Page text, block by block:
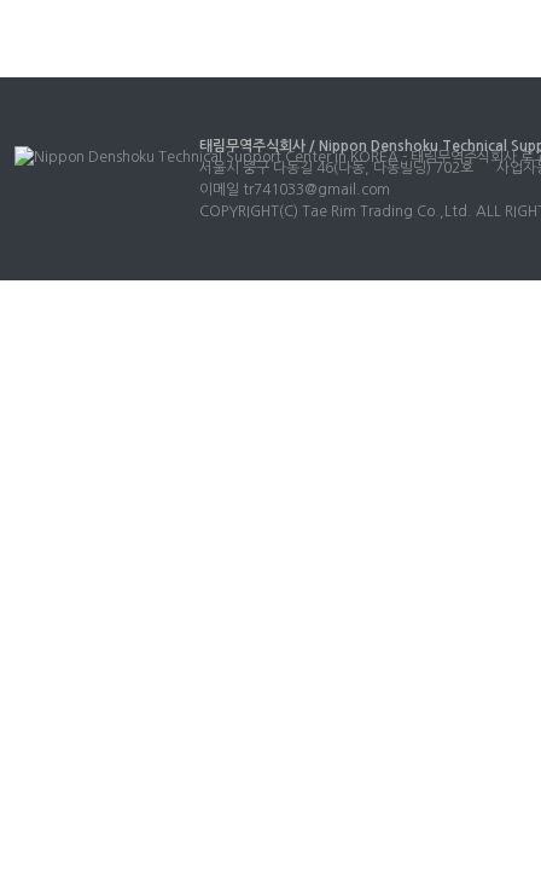
태림무역주식회사 / Nippon Denshoku Technical
서울시 중구 다동길 46(다동, 다동빌딩) 702호
사업
이메일 tr741033@gmail.com
COPYRIGHT(C) Tae Rim Trading Co.,Ltd. ALL